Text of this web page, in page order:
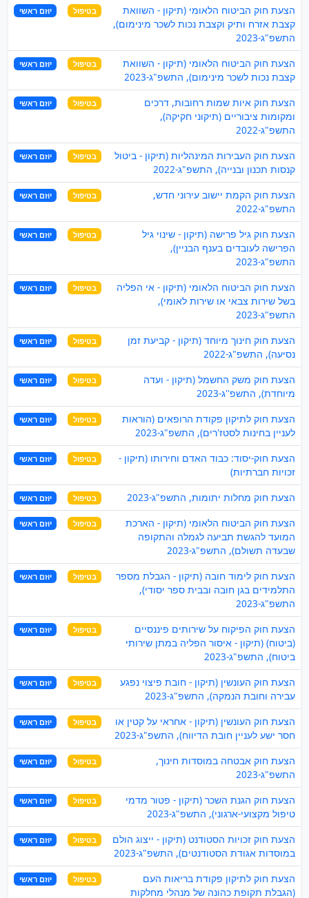
הצעת חוק הביטוח הלאומי (תיקון - השוואת
קצבת אזרח ותיק וקצבת נכות לשכר מינימום),
התשפ"ג-2023
בטיפול יוזם ראשי
הצעת חוק הביטוח הלאומי (תיקון - השוואת
קצבת נכות לשכר מינימום), התשפ"ג-2023
בטיפול יוזם ראשי
הצעת חוק איות שמות רחובות, דרכים
ומקומות ציבוריים (תיקוני חקיקה),
התשפ"ג-2022
בטיפול יוזם ראשי
הצעת חוק העבירות המינהליות (תיקון - ביטול
קנסות תכנון ובנייה), התשפ"ג-2022
בטיפול יוזם ראשי
הצעת חוק הקמת יישוב עירוני חדש,
התשפ"ג-2022
בטיפול יוזם ראשי
הצעת חוק גיל פרישה (תיקון - שינוי גיל
הפרישה לעובדים בענף הבניין),
התשפ"ג-2023
בטיפול יוזם ראשי
הצעת חוק הביטוח הלאומי (תיקון - אי הפליה
בשל שירות צבאי או שירות לאומי),
התשפ"ג-2023
בטיפול יוזם ראשי
הצעת חוק חינוך מיוחד (תיקון - קביעת זמן
נסיעה), התשפ"ג-2022
בטיפול יוזם ראשי
הצעת חוק משק החשמל (תיקון - ועדה
מיוחדת), התשפ''ג-2023
בטיפול יוזם ראשי
הצעת חוק לתיקון פקודת הרופאים (הוראות
לעניין בחינות לסטז'רים), התשפ"ג-2023
בטיפול יוזם ראשי
הצעת חוק-יסוד: כבוד האדם וחירותו (תיקון -
זכויות חברתיות)
בטיפול יוזם ראשי
הצעת חוק מחלות יתומות, התשפ"ג-2023 בטיפול יוזם ראשי
הצעת חוק הביטוח הלאומי (תיקון - הארכת
המועד להגשת תביעה לגמלה והתקופה
שבעדה תשולם), התשפ"ג-2023
בטיפול יוזם ראשי
הצעת חוק לימוד חובה (תיקון - הגבלת מספר
התלמידים בגן חובה ובבית ספר יסודי),
התשפ"ג-2023
בטיפול יוזם ראשי
הצעת חוק הפיקוח על שירותים פיננסיים
(ביטוח) (תיקון - איסור הפליה במתן שירותי
ביטוח), התשפ"ג-2023
בטיפול יוזם ראשי
הצעת חוק העונשין (תיקון - חובת פיצוי נפגע
עבירה וחובת הנמקה), התשפ"ג-2023
בטיפול יוזם ראשי
הצעת חוק העונשין (תיקון - אחראי על קטין או
חסר ישע לעניין חובת הדיווח), התשפ"ג-2023
בטיפול יוזם ראשי
הצעת חוק אבטחה במוסדות חינוך,
התשפ"ג-2023
בטיפול יוזם ראשי
הצעת חוק הגנת השכר (תיקון - פטור מדמי
טיפול מקצועי-ארגוני), התשפ"ג-2023
בטיפול יוזם ראשי
הצעת חוק זכויות הסטודנט (תיקון - ייצוג הולם
במוסדות אגודת הסטודנטים), התשפ"ג-2023
בטיפול יוזם ראשי
הצעת חוק לתיקון פקודת בריאות העם
(הגבלת תקופת כהונה של מנהלי מחלקות
בטיפול יוזם ראשי